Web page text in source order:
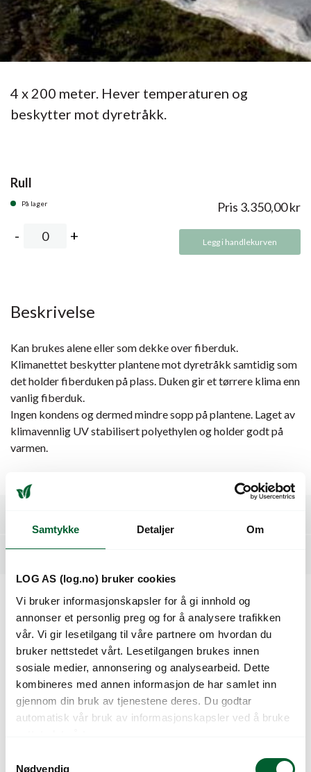
Samtykke Detaljer Om
LOG AS (log.no) bruker cookies
Vi bruker informasjonskapsler for å gi innhold og
annonser et personlig preg og for å analysere trafikken
vår. Vi gir lesetilgang til våre partnere om hvordan du
bruker nettstedet vårt. Lesetilgangen brukes innen
sosiale medier, annonsering og analysearbeid. Dette
kombineres med annen informasjon de har samlet inn
gjennom din bruk av tjenestene deres. Du godtar
automatisk vår bruk av informasjonskapsler ved å bruke
Nødvendig
4 x 200 meter. Hever temperaturen og
beskytter mot dyretråkk.
Rull
På lager Pris 3.350,00kr
Legg i handlekurven
Beskrivelse
Kan brukes alene eller som dekke over fiberduk.
Klimanettet beskytter plantene mot dyretråkk samtidig som
det holder fiberduken på plass. Duken gir et tørrere klima enn
vanlig fiberduk.
Ingen kondens og dermed mindre sopp på plantene. Laget av
klimavennlig UV stabilisert polyethylen og holder godt på
varmen.
Kunder så også på